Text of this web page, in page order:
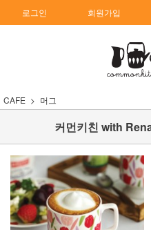
로그인 회원가입
CAFE 머그
커먼키친 with